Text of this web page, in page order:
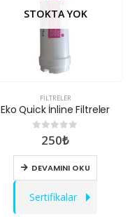
STOKTA YOK
FILTRELER
Eko Quick İnline Filtreler
out of 5
250₺
DEVAMINI OKU
Sertifikalar